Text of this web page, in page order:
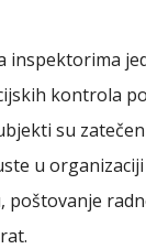
kontrola
su
u